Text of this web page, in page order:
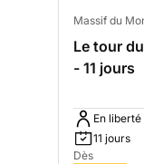
Massif du
Le tour
- 11 jours
En liberté
11 jours
Dès